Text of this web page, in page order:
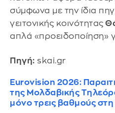
σύμφωνα με την ίδια
γειτονικής κοινότητας
απλά «προειδοποίηση»
Πηγή: skai.gr
Eurovision 2026:
της Μολδαβικής
μόνο τρεις βαθμούς